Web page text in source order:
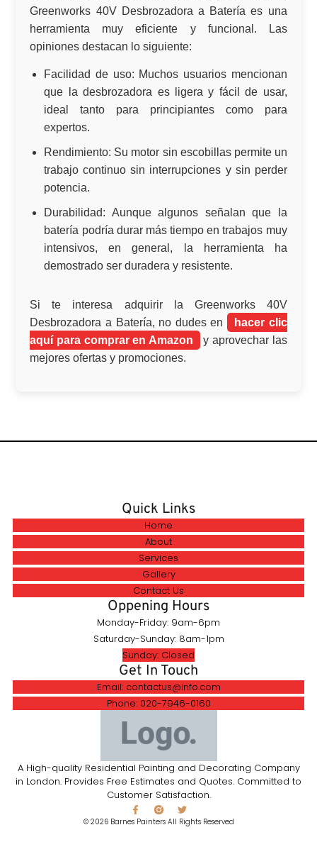
Greenworks 40V Desbrozadora a Batería es una
herramienta muy eficiente y funcional. Las
opiniones destacan lo siguiente:
Facilidad de uso: Muchos usuarios mencionan
que la desbrozadora es ligera y fácil de usar,
ideal tanto para principiantes como para
expertos.
Rendimiento: Su motor sin escobillas permite un
trabajo continuo sin interrupciones y sin perder
potencia.
Durabilidad: Aunque algunos señalan que la
batería podría durar más tiempo en trabajos muy
intensivos, en general, la herramienta ha
demostrado ser duradera y resistente.
Si te interesa adquirir la Greenworks 40V
Desbrozadora a Batería, no dudes en
hacer clic
aquí para comprar en Amazon
y aprovechar las
mejores ofertas y promociones.
A High-quality Residential Painting and Decorating Company
in London. Provides Free Estimates and Quotes. Committed to
Customer Satisfaction.
© 2026 Barnes Painters All Rights Reserved
Quick Links
Home
About
Services
Gallery
Contact Us
Oppening Hours
Monday-Friday: 9am-6pm
Saturday-Sunday: 8am-1pm
Sunday: Closed
Get In Touch
Email: contactus@info.com
Phone: 020-7946-0160